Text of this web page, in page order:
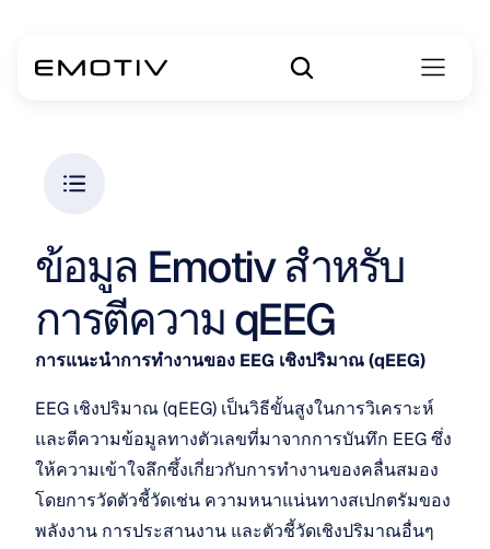
ข้อมูล Emotiv สำหรับ
การตีความ qEEG
การแนะนำการทำงานของ EEG เชิงปริมาณ (qEEG)
EEG เชิงปริมาณ (qEEG) เป็นวิธีขั้นสูงในการวิเคราะห์
และตีความข้อมูลทางตัวเลขที่มาจากการบันทึก EEG ซึ่ง
ให้ความเข้าใจลึกซึ้งเกี่ยวกับการทำงานของคลื่นสมอง
โดยการวัดตัวชี้วัดเช่น ความหนาแน่นทางสเปกตรัมของ
พลังงาน การประสานงาน และตัวชี้วัดเชิงปริมาณอื่นๆ